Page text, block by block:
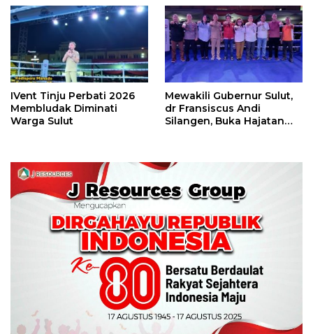
Perbati 2026
IVent Tinju Perbati 2026
Membludak Diminati
Warga Sulut
Mewakili Gubernur Sulut,
dr Fransiscus Andi
Silangen, Buka Hajatan